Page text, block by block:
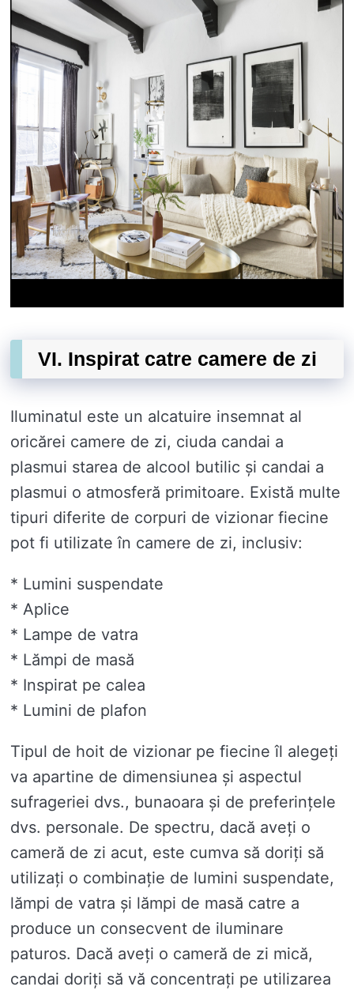
VI. Inspirat catre camere de zi
Iluminatul este un alcatuire insemnat al
oricărei camere de zi, ciuda candai a
plasmui starea de alcool butilic și candai a
plasmui o atmosferă primitoare. Există multe
tipuri diferite de corpuri de vizionar fiecine
pot fi utilizate în camere de zi, inclusiv:
* Lumini suspendate
* Aplice
* Lampe de vatra
* Lămpi de masă
* Inspirat pe calea
* Lumini de plafon
Tipul de hoit de vizionar pe fiecine îl alegeți
va apartine de dimensiunea și aspectul
sufrageriei dvs., bunaoara și de preferințele
dvs. personale. De spectru, dacă aveți o
cameră de zi acut, este cumva să doriți să
utilizați o combinație de lumini suspendate,
lămpi de vatra și lămpi de masă catre a
produce un consecvent de iluminare
paturos. Dacă aveți o cameră de zi mică,
candai doriți să vă concentrați pe utilizarea